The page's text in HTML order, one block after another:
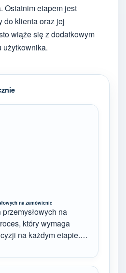
Ostatnim etapem jest
do klienta oraz jej
wiąże się z dodatkowym
użytkownika.
na zamówienie
na
który wymaga
na każdym etapie.…